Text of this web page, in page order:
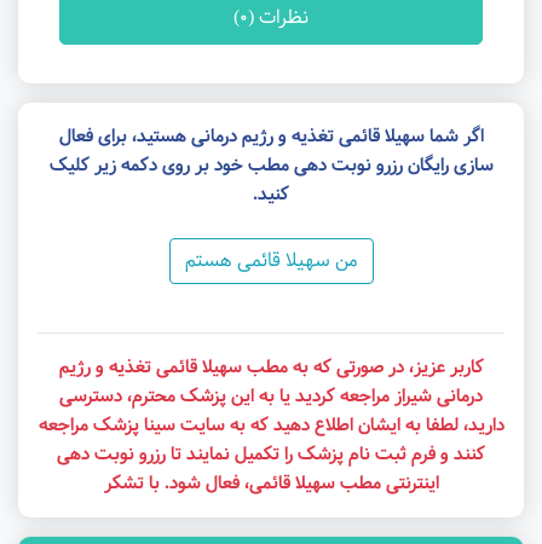
نظرات (0)
اگر شما سهیلا قائمی تغذیه و رژیم درمانی هستید، برای فعال
سازی رایگان رزرو نوبت دهی مطب خود بر روی دکمه زیر کلیک
کنید.
من سهیلا قائمی هستم
کاربر عزیز، در صورتی که به مطب سهیلا قائمی تغذیه و رژیم
درمانی شیراز مراجعه کردید یا به این پزشک محترم، دسترسی
دارید، لطفا به ایشان اطلاع دهید که به سایت سینا پزشک مراجعه
کنند و فرم ثبت نام پزشک را تکمیل نمایند تا رزرو نوبت دهی
اینترنتی مطب سهیلا قائمی، فعال شود. با تشکر